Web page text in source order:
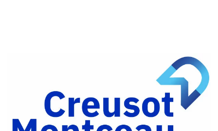
Facebook
Partager
Twitter
Partager
par